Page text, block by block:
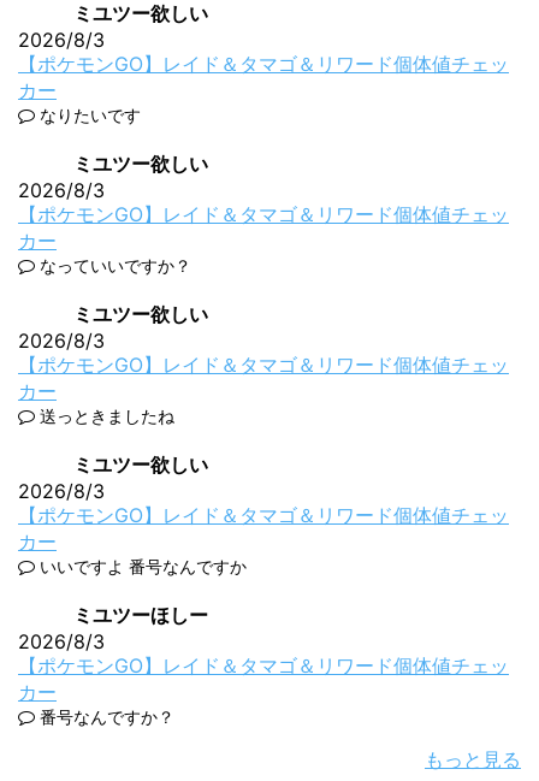
ミユツー欲しい
2026/8/3
【ポケモンGO】レイド＆タマゴ＆リワード個体値チェッ
カー
なりたいです
ミユツー欲しい
2026/8/3
【ポケモンGO】レイド＆タマゴ＆リワード個体値チェッ
カー
なっていいですか？
ミユツー欲しい
2026/8/3
【ポケモンGO】レイド＆タマゴ＆リワード個体値チェッ
カー
送っときましたね
ミユツー欲しい
2026/8/3
【ポケモンGO】レイド＆タマゴ＆リワード個体値チェッ
カー
いいですよ 番号なんですか
ミユツーほしー
2026/8/3
【ポケモンGO】レイド＆タマゴ＆リワード個体値チェッ
カー
番号なんですか？
もっと見る